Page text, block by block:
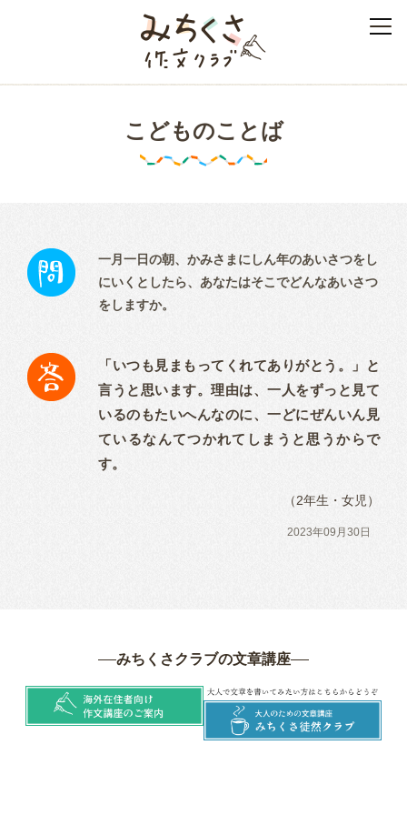
こどものことば
一月一日の朝、かみさまにしん年のあいさつをし
にいくとしたら、あなたはそこでどんなあいさつ
をしますか。
「いつも見まもってくれてありがとう。」と
言うと思います。理由は、一人をずっと見て
いるのもたいへんなのに、一どにぜんいん見
ているなんてつかれてしまうと思うからで
す。
（2年生・女児）
2023年09月30日
みちくさクラブの文章講座